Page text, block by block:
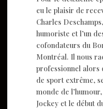
eu le plaisir de
Charles Deschamps,
humoriste et l’un
cofondateurs du
Montréal. Il nous
professionnel alors
de sport extrême,
monde de
Jockey et le début